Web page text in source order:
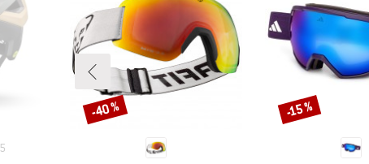
5
Remise
-40 % Remise
-15 %